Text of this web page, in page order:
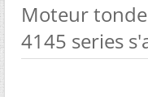
Moteur
4145 series